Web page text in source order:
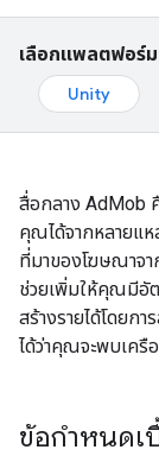
เลือกแพลตฟอร์
Unity
สื่อกลาง AdMob
คุณได้จากหลายแห
ที่มาของโฆษณาจา
ช่วยเพิ่มให้คุณมีอั
สร้างรายได้โดยก
ได้ว่าคุณจะพบเค
ข้อกำหนดเ